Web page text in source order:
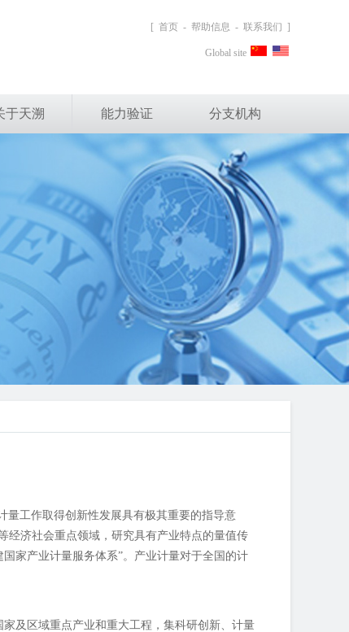
[ 首页 - 帮助信息 - 联系我们 ]
Global site
于天溯 能力验证 分支机构
量工作取得创新性发展具有极其重要的指导意
经济社会重点领域，研究具有产业特点的量值传
家产业计量服务体系”。产业计量对于全国的计
及区域重点产业和重大工程，集科研创新、计量